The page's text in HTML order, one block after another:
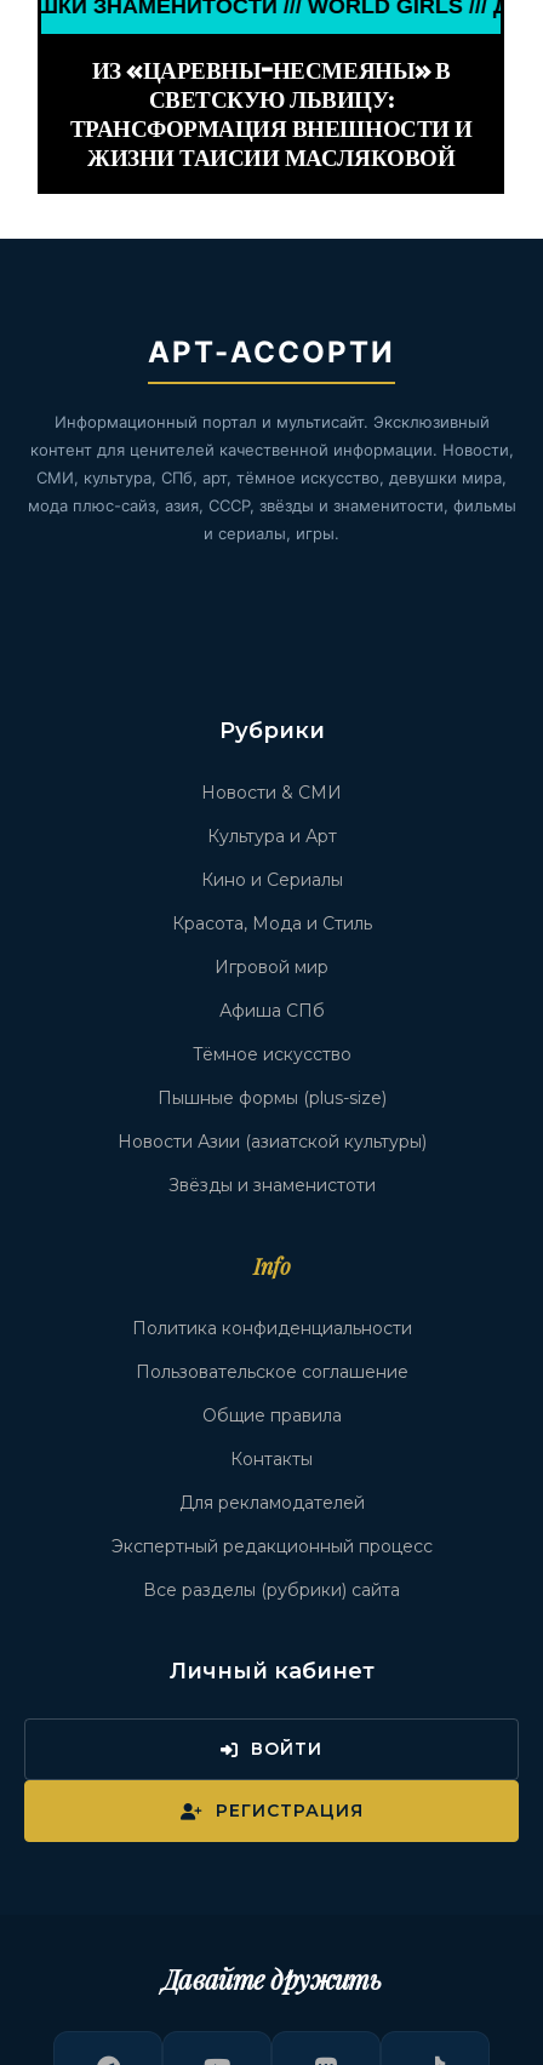
/// WORLD GIRLS /// ДЕВУШКИ
ИЗ «ЦАРЕВНЫ-НЕСМЕЯНЫ» В
СВЕТСКУЮ ЛЬВИЦУ:
ТРАНСФОРМАЦИЯ ВНЕШНОСТИ И
ЖИЗНИ ТАИСИИ МАСЛЯКОВОЙ
АРТ-АССОРТИ
Информационный портал и мультисайт. Эксклюзивный
контент для ценителей качественной информации. Новости,
СМИ, культура, СПб, арт, тёмное искусство, девушки мира,
мода плюс-сайз, азия, СССР, звёзды и знаменитости, фильмы
и сериалы, игры.
Рубрики
Новости & СМИ
Культура и Арт
Кино и Сериалы
Красота, Мода и Стиль
Игровой мир
Афиша СПб
Тёмное искусство
Пышные формы (plus-size)
Новости Азии (азиатской культуры)
Звёзды и знаменистоти
Info
Политика конфиденциальности
Пользовательское соглашение
Общие правила
Контакты
Для рекламодателей
Экспертный редакционный процесс
Все разделы (рубрики) сайта
Личный кабинет
ВОЙТИ
РЕГИСТРАЦИЯ
Давайте дружить